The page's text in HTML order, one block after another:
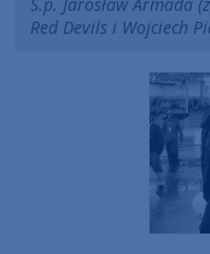
Ś.p. Jarosław Armada
Red Devils i Wojciech